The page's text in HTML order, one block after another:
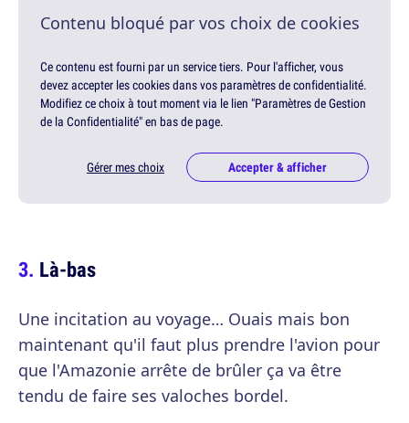
Contenu bloqué par vos choix de cookies
Ce contenu est fourni par un service tiers. Pour l'afficher, vous
devez accepter les cookies dans vos paramètres de confidentialité.
Modifiez ce choix à tout moment via le lien "Paramètres de Gestion
de la Confidentialité" en bas de page.
Gérer mes choix Accepter & afficher
Là-bas
Une incitation au voyage… Ouais mais bon
maintenant qu'il faut plus prendre l'avion pour
que l'Amazonie arrête de brûler ça va être
tendu de faire ses valoches bordel.